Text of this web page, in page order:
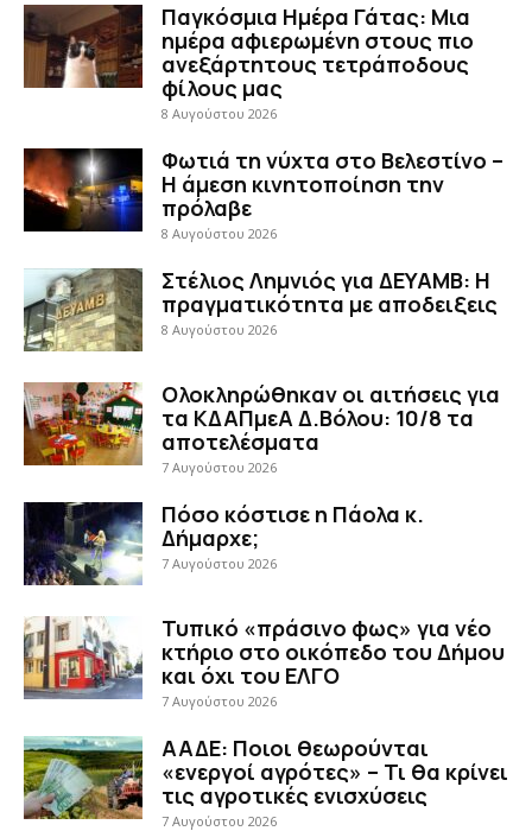
Παγκόσμια Ημέρα Γάτας: Μια
ημέρα αφιερωμένη στους πιο
ανεξάρτητους τετράποδους
φίλους μας
8 Αυγούστου 2026
Φωτιά τη νύχτα στο Βελεστίνο –
Η άμεση κινητοποίηση την
πρόλαβε
8 Αυγούστου 2026
Στέλιος Λημνιός για ΔΕΥΑΜΒ: Η
πραγματικότητα με αποδειξεις
8 Αυγούστου 2026
Ολοκληρώθηκαν οι αιτήσεις για
τα ΚΔΑΠμεΑ Δ.Βόλου: 10/8 τα
αποτελέσματα
7 Αυγούστου 2026
Πόσο κόστισε η Πάολα κ.
Δήμαρχε;
7 Αυγούστου 2026
Τυπικό «πράσινο φως» για νέο
κτήριο στο οικόπεδο του Δήμου
και όχι του ΕΛΓΟ
7 Αυγούστου 2026
ΑΑΔΕ: Ποιοι θεωρούνται
«ενεργοί αγρότες» – Τι θα κρίνει
τις αγροτικές ενισχύσεις
7 Αυγούστου 2026